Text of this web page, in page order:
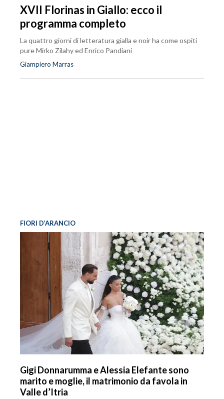
XVII Florinas in Giallo: ecco il
programma completo
La quattro giorni di letteratura gialla e noir ha come ospiti
pure Mirko Zilahy ed Enrico Pandiani
Giampiero Marras
FIORI D’ARANCIO
Gigi Donnarumma e Alessia Elefante sono
marito e moglie, il matrimonio da favola in
Valle d’Itria